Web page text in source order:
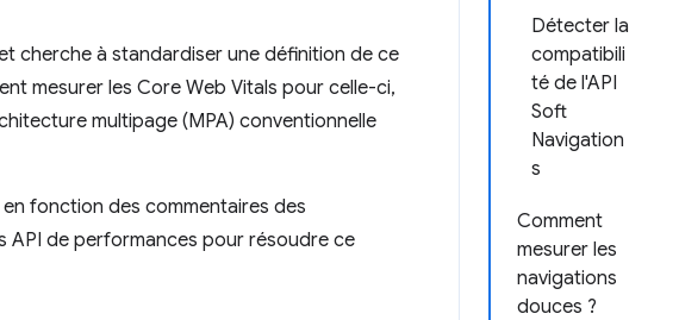
Détecter la
compatibili
té de l'API
Soft
Navigation
s
Comment
mesurer les
navigations
douces ?
cherche à standardiser une définition de ce
mesurer les Core Web Vitals pour celle-ci,
multipage (MPA) conventionnelle
fonction des commentaires des
API de performances pour résoudre ce